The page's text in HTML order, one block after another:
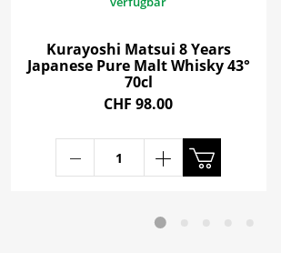
Kurayoshi Matsui 8 Years
Japanese Pure Malt Whisky 43°
70cl
CHF 98.00